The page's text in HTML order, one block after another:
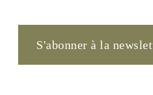
S'abonner à la